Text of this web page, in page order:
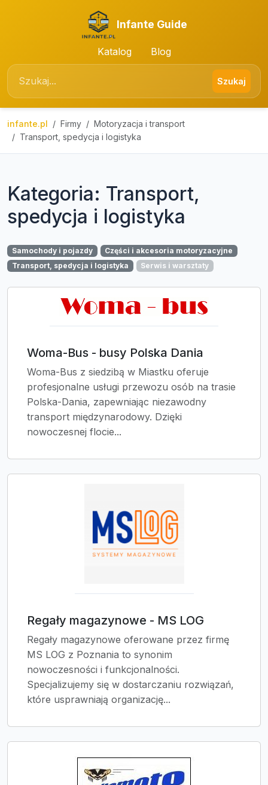
Infante Guide
Katalog Blog
Szukaj
infante.pl Firmy
Motoryzacja i transport
Transport, spedycja i logistyka
Kategoria: Transport,
spedycja i logistyka
Samochody i pojazdy
Części i akcesoria motoryzacyjne
Transport, spedycja i logistyka
Serwis i warsztaty
Woma-Bus - busy Polska Dania
Woma-Bus z siedzibą w Miastku oferuje
profesjonalne usługi przewozu osób na trasie
Polska-Dania, zapewniając niezawodny
transport międzynarodowy. Dzięki
nowoczesnej flocie...
Regały magazynowe - MS LOG
Regały magazynowe oferowane przez firmę
MS LOG z Poznania to synonim
nowoczesności i funkcjonalności.
Specjalizujemy się w dostarczaniu rozwiązań,
które usprawniają organizację...